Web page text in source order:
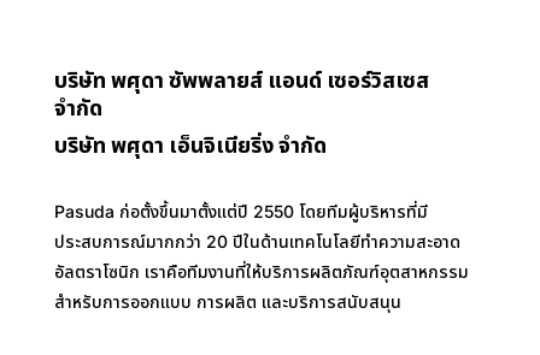
บริษัท พศุดา ซัพพลายส์ แอนด์ เซอร์วิสเซส
จำกัด
บริษัท พศุดา เอ็นจิเนียริ่ง จำกัด
Pasuda ก่อตั้งขึ้นมาตั้งแต่ปี 2550 โดยทีมผู้บริหารที่มี
ประสบการณ์มากกว่า 20 ปีในด้านเทคโนโลยีทำความสะอาด
อัลตราโซนิก เราคือทีมงานที่ให้บริการผลิตภัณฑ์อุตสาหกรรม
สำหรับการออกแบบ การผลิต และบริการสนับสนุน